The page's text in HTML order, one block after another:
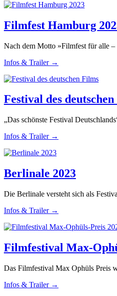
Filmfest Hamburg
Nach dem Motto »Filmfest für alle
Infos & Trailer →
Festival des
„Das schönste Festival
Infos & Trailer →
Berlinale 2023
Die Berlinale versteht sich als
Infos & Trailer →
Filmfestival Max-
Das Filmfestival Max Ophüls Preis
Infos & Trailer →